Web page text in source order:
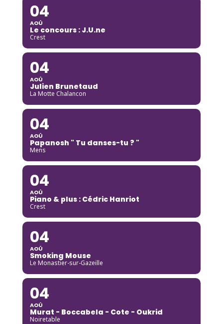
04
AOÛ
Le concours : J.U.ne
Crest
04
AOÛ
Julien Brunetaud
La Motte Chalancon
04
AOÛ
Papanosh " Tu danses-tu ? "
Mens
04
AOÛ
Piano & plus : Cédric Hanriot
Crest
04
AOÛ
Smoking Mouse
Le Monastier-sur-Gazeille
04
AOÛ
Murat - Boccabela - Cote - Oukrid
Noiretable